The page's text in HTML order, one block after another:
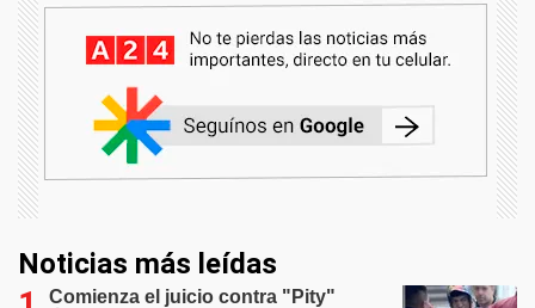
Noticias más leídas
Comienza el juicio contra "Pity"